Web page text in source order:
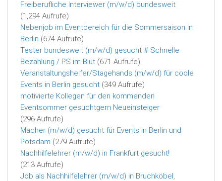
Freiberufliche Interviewer (m/w/d) bundesweit
(1,294 Aufrufe)
Nebenjob im Eventbereich für die Sommersaison in
Berlin (674 Aufrufe)
Tester bundesweit (m/w/d) gesucht # Schnelle
Bezahlung / PS im Blut (671 Aufrufe)
Veranstaltungshelfer/Stagehands (m/w/d) für coole
Events in Berlin gesucht (349 Aufrufe)
motivierte Kollegen für den kommenden
Eventsommer gesuchtgern Neueinsteiger
(296 Aufrufe)
Macher (m/w/d) gesucht für Events in Berlin und
Potsdam (279 Aufrufe)
Nachhilfelehrer (m/w/d) in Frankfurt gesucht!
(213 Aufrufe)
Job als Nachhilfelehrer (m/w/d) in Bruchköbel,